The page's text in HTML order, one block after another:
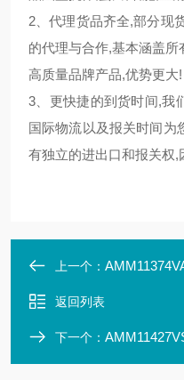
2、代理货品齐全,部分现
的代理与合作,基本涵盖
高质量品牌产品,优势更大!
3、更快捷的到货时间,我
国际物流以及报关时间为
有独立的进出口和报关权,
上一个： AMM11374VAP2M1
返回列表
下一个： AMM11427VSM22